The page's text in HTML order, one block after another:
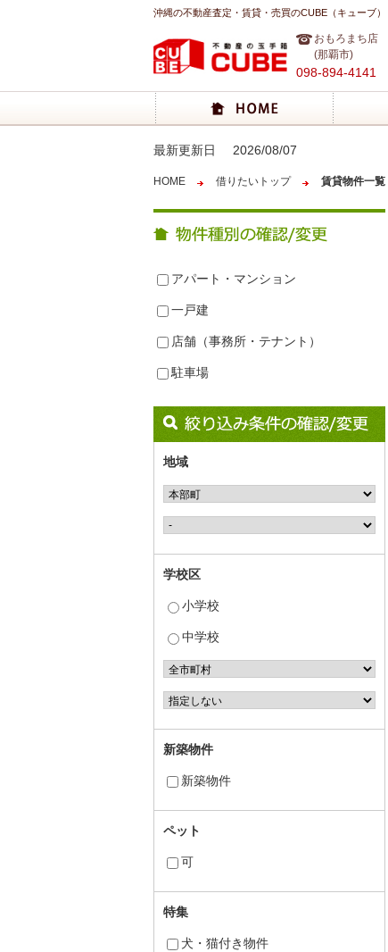
沖縄の不動産査定・賃貸・売買のCUBE（キューブ）
おもろまち店
(那覇市)
098-894-4141
最新更新日 2026/08/07
HOME 借りたいトップ 賃貸物件一覧
アパート・マンション
一戸建
店舗（事務所・テナント）
駐車場
地域
学校区
小学校
中学校
新築物件
新築物件
ペット
可
特集
犬・猫付き物件